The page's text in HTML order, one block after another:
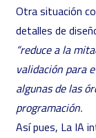
Otra situación
detalles de
“reduce a la
validación para
algunas de las
programación.
Así pues, La IA